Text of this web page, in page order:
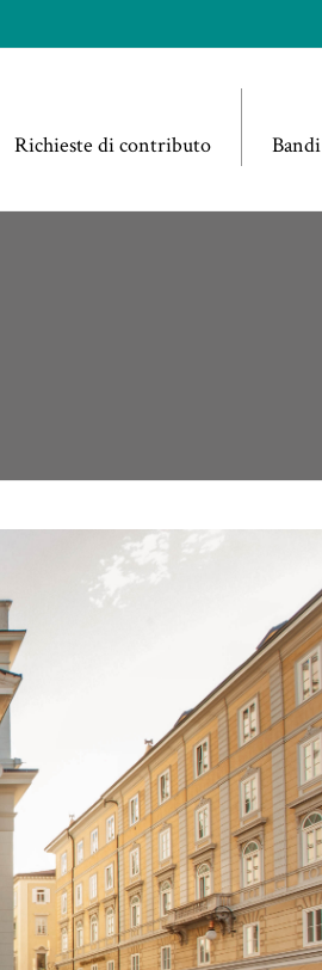
Richieste di contributo Bandi